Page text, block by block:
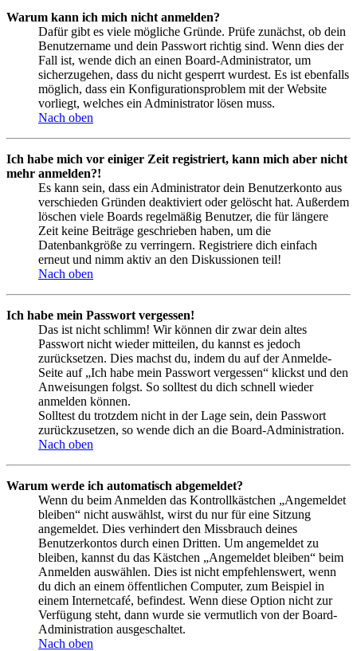
Warum kann ich mich nicht anmelden?
Dafür gibt es viele mögliche Gründe. Prüfe zunächst, ob dein
Benutzername und dein Passwort richtig sind. Wenn dies der
Fall ist, wende dich an einen Board-Administrator, um
sicherzugehen, dass du nicht gesperrt wurdest. Es ist ebenfalls
möglich, dass ein Konfigurationsproblem mit der Website
vorliegt, welches ein Administrator lösen muss.
Nach oben
Ich habe mich vor einiger Zeit registriert, kann mich aber nicht
mehr anmelden?!
Es kann sein, dass ein Administrator dein Benutzerkonto aus
verschieden Gründen deaktiviert oder gelöscht hat. Außerdem
löschen viele Boards regelmäßig Benutzer, die für längere
Zeit keine Beiträge geschrieben haben, um die
Datenbankgröße zu verringern. Registriere dich einfach
erneut und nimm aktiv an den Diskussionen teil!
Nach oben
Ich habe mein Passwort vergessen!
Das ist nicht schlimm! Wir können dir zwar dein altes
Passwort nicht wieder mitteilen, du kannst es jedoch
zurücksetzen. Dies machst du, indem du auf der Anmelde-
Seite auf „Ich habe mein Passwort vergessen“ klickst und den
Anweisungen folgst. So solltest du dich schnell wieder
anmelden können.
Solltest du trotzdem nicht in der Lage sein, dein Passwort
zurückzusetzen, so wende dich an die Board-Administration.
Nach oben
Warum werde ich automatisch abgemeldet?
Wenn du beim Anmelden das Kontrollkästchen „Angemeldet
bleiben“ nicht auswählst, wirst du nur für eine Sitzung
angemeldet. Dies verhindert den Missbrauch deines
Benutzerkontos durch einen Dritten. Um angemeldet zu
bleiben, kannst du das Kästchen „Angemeldet bleiben“ beim
Anmelden auswählen. Dies ist nicht empfehlenswert, wenn
du dich an einem öffentlichen Computer, zum Beispiel in
einem Internetcafé, befindest. Wenn diese Option nicht zur
Verfügung steht, dann wurde sie vermutlich von der Board-
Administration ausgeschaltet.
Nach oben